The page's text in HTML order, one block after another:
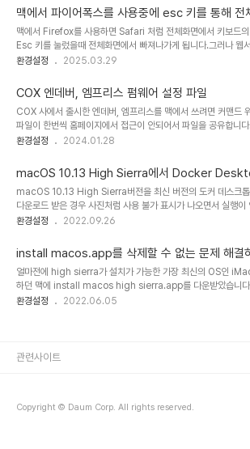
Gixen 옥션 스나이퍼를 사용하면 경매 마감 직전에 전에 내가
력해준다.기본 설정은 6초로 되어있지만, 돈을 지불하면 1초에
다.실제로 얼마전에 사용해보았을때 130달러라고 써냈지만,
다.사용하지 않았더라면, 100달러 넘게 주고..
맥에서 파이어폭스를 사용중에 esc 키를 통해 전
면에서 빠져나가는 것을 해결하기
맥에서 Firefox를 사용하면 Safari 처럼 전체화면에서 키보드의
Esc 키를 눌렀을때 전체화면에서 빠져나가게 됩니다.그러나 웹
을 하던 도중 esc 키를 눌러야 하는 상황에서 창의 크기도 줄어든
고 계속 을 누릅니다.browser.fullscreen.exit_on_escape를
색하여 true를 false로 변경합니다.더이상 esc 키를 눌러도 전체
면에서 창이 줄어들지 않습니다.
환경설정 2025.03.29
COX 엔데버, 엠프리스 펌웨어 설정 파일
COX 사에서 출시한 엔데버, 엠프리스를 맥에서 쓰려면 커맨드
파일이 한번씩 홈페이지에서 접근이 안되어서 파일을 공유합니다.
환경설정
2024.01.28
macOS 10.13 High Sierra에서 Docker
을 쓰는 법
macOS 10.13 High Sierra버전을 최신 버전의 도커 데스크
다운로드 받은 경우 사진처럼 사용 불가 표시가 나오면서 실행이
다.이 문제를 해결하기 위해선 하이시에라를 사용할 수 있는 최신
다.https://docs.docker.com/desktop/previous-
versions/2.x-mac/#docker-desktop-community-
Docker Desktop for Mac 2.x release notes
docs.docker.com 이 버전을 사용하면 실행이 가능하다.지원
마지막 버전이어서 경고가 나오게 된다. macOS 업그레이드가
환경설정 2022.09.26
install macos.app를 삭제할 수 없는 문제 해결
얼마전에 high sierra가 설치가 가능한 가장 최신의 OS인
하던 맥에 install macos high sierra.app를 다운받았습니다
내고 사용하던 맥에 다운 받았던 install macos high
니다.해결법은 간단히 복구 모드로 부팅하여 SIP를 끄고 파일을
환경설정 2022.06.05
Copyright © Daum Corp. All rights reserved.
관련사이트